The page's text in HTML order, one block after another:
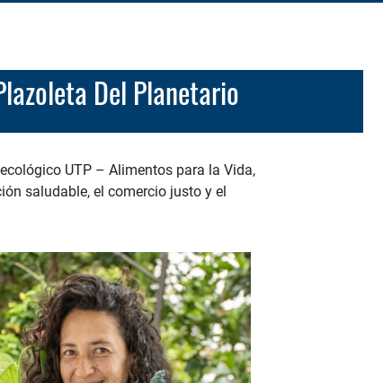
Del Planetario
UTP – Alimentos para la Vida,
saludable, el comercio justo y el